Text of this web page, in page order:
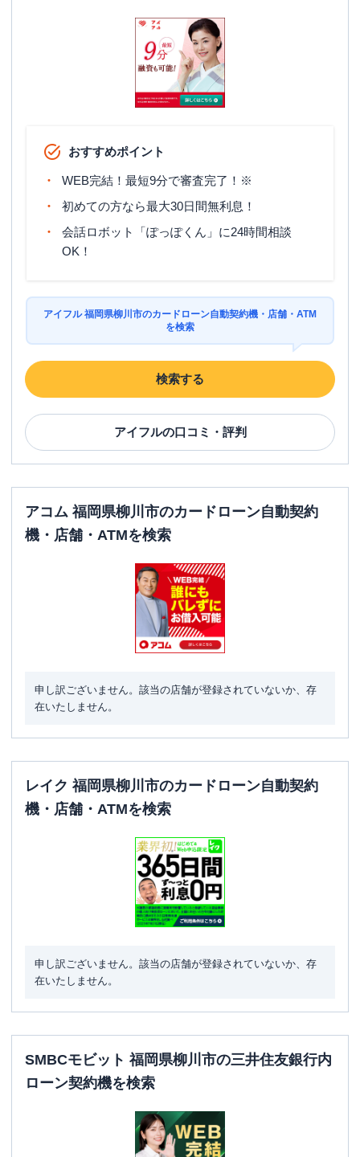
おすすめポイント
WEB完結！最短9分で審査完了！※
初めての方なら最大30日間無利息！
会話ロボット「ぽっぽくん」に24時間相談
OK！
アイフル 福岡県柳川市のカードローン自動契約機・店舗・ATM
を検索
検索する
アイフルの口コミ・評判
アコム 福岡県柳川市のカードローン自動契約
機・店舗・ATMを検索
申し訳ございません。該当の店舗が登録されていないか、存
在いたしません。
レイク 福岡県柳川市のカードローン自動契約
機・店舗・ATMを検索
申し訳ございません。該当の店舗が登録されていないか、存
在いたしません。
SMBCモビット 福岡県柳川市の三井住友銀行内
ローン契約機を検索